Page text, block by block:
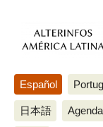
Español
日本語 Agenda